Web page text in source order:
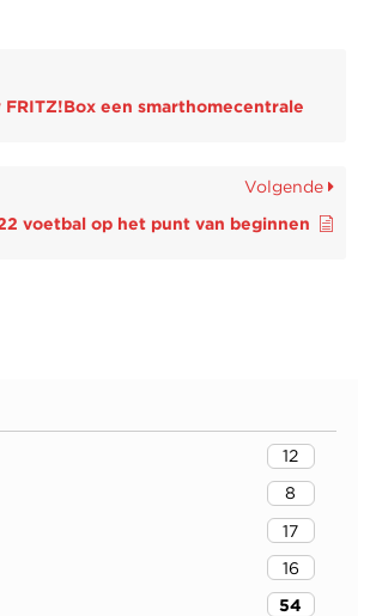
12
8
17
16
54
een smarthomecentrale
Volgende
voetbal op het punt van beginnen